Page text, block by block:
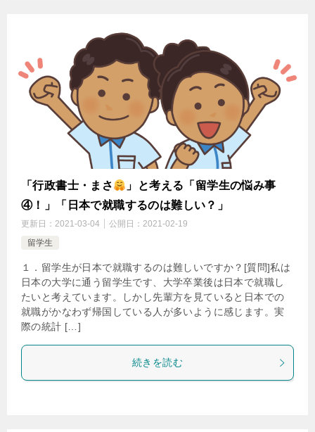
「行政書士・まさ
」と考える「留学生の悩み事
④！」「日本で就職するのは難しい？」
更新日： 2021-03-04 公開日： 2021-02-19
留学生
１．留学生が日本で就職するのは難しいですか？[質問]私は
日本の大学に通う留学生です、大学卒業後は日本で就職し
たいと考えています。しかし先輩方を見ていると日本での
就職がかなわず帰国している人が多いように感じます。実
際の統計 […]
続きを読む